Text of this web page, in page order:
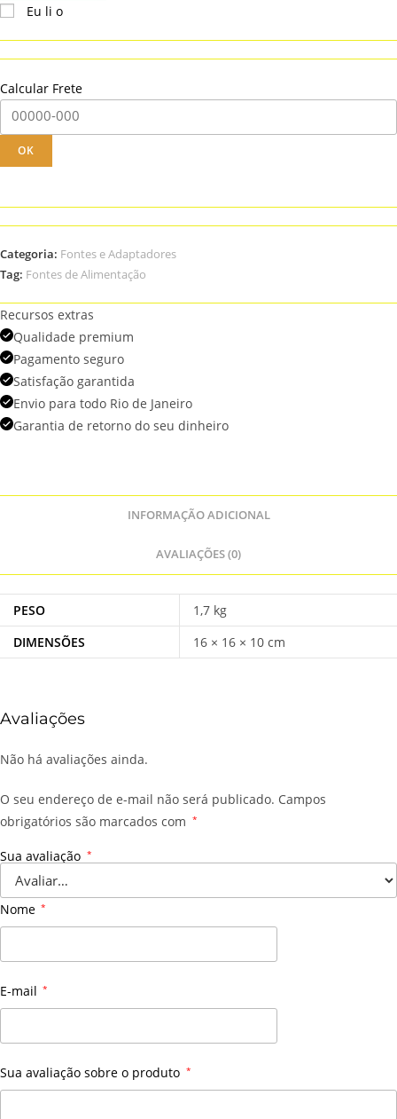
Ibm
M57
A57
M58e
quantidade
Eu li o
Calcular Frete
OK
Categoria: Fontes e Adaptadores
Tag: Fontes de Alimentação
Recursos extras
Qualidade premium
Pagamento seguro
Satisfação garantida
Envio para todo Rio de Janeiro
Garantia de retorno do seu dinheiro
INFORMAÇÃO ADICIONAL
AVALIAÇÕES (0)
PESO
1,7 kg
DIMENSÕES
16 × 16 × 10 cm
Avaliações
Não há avaliações ainda.
O seu endereço de e-mail não será publicado. Campos
obrigatórios são marcados com *
Sua avaliação *
Nome *
E-mail *
Sua avaliação sobre o produto *